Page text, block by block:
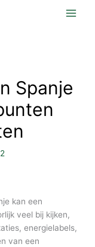
Spanje
kan een
veel bij kijken,
energielabels,
van een